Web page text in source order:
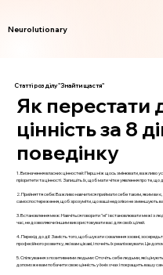
Neurolutionary
Статті розділу "Знайти щастя"
Як перестати
цінність за 8
поведінку
1. Визначення власних цінностей: Перш ніж щось змінювати, важливо
пріоритети та цінності. Запишіть їх, щоб мати чітке уявлення про те, що
2. Прийняття себе: Важливо навчитися приймати себе таким, яким ви є,
самоспостереження, щоб зрозуміти, що ваші недоліки не зменшують
3. Встановлення меж: Навчіться говорити "ні" і встановлювати межі з
час, не дозволяючи іншим використовувати вас для своїх цілей.
4. Перехід до дії: Замість того, щоб шукати схвалення ззовні,
професійного розвитку, які вам цікаві, і почніть їх реалізовувати. Це
5. Спілкування з позитивними людьми: Оточіть себе людьми, які
допоможе вам побачити свою цінність у їхніх очах і покращить вашу